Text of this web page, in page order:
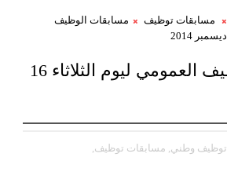
مسابقات توظيف
مسابقات الوظيف
مسابقات الوظيف العمومي ليوم الثلاثاء 16
توظيف وطني, مسابقات توظيف,